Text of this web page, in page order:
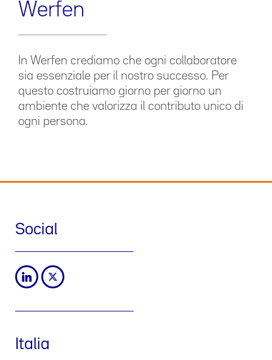
Werfen
In Werfen crediamo che ogni collaboratore
sia essenziale per il nostro successo. Per
questo costruiamo giorno per giorno un
ambiente che valorizza il contributo unico di
ogni persona.
Social
Italia